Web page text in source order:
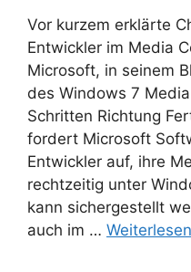
Vor kurzem erklärte
Entwickler im Media
Microsoft, in seinem
des Windows 7
Schritten Richtung
fordert Microsoft
Entwickler auf, ihre
rechtzeitig unter
kann sichergestellt
auch im … Weiterlesen